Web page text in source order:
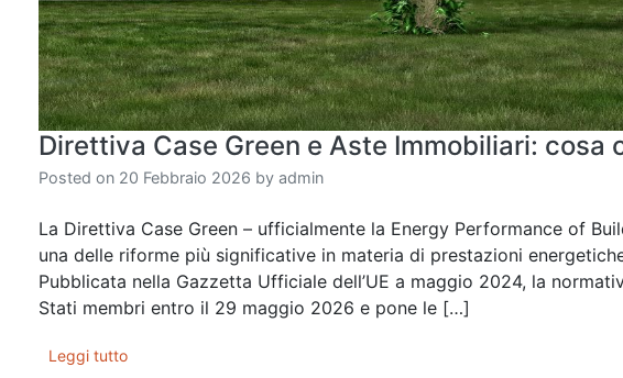
Direttiva Case Green e Aste Immobiliari: cosa
Posted on 20 Febbraio 2026 by admin
La Direttiva Case Green – ufficialmente la Energy Performance of
una delle riforme più significative in materia di prestazioni
Pubblicata nella Gazzetta Ufficiale dell’UE a maggio 2024, la
Stati membri entro il 29 maggio 2026 e pone le […]
Leggi tutto